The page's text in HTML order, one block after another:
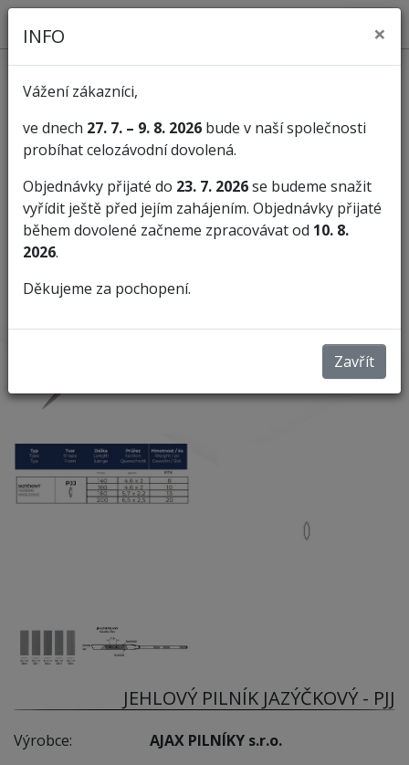
KATEGORIE
Pilníky Jehlové pilníky
JEHLOVÝ PILNÍK JAZÝČKOVÝ - PJJ
Výrobce:
AJAX PILNÍKY s.r.o.
INFO ×
Vážení zákazníci,
ve dnech 27. 7. – 9. 8. 2026 bude v naší společnosti
probíhat celozávodní dovolená.
Objednávky přijaté do 23. 7. 2026se budeme snažit
vyřídit ještě před jejím zahájením. Objednávky přijaté
během dovolené začneme zpracovávat od 10. 8.
2026.
Děkujeme za pochopení.
Zavřít